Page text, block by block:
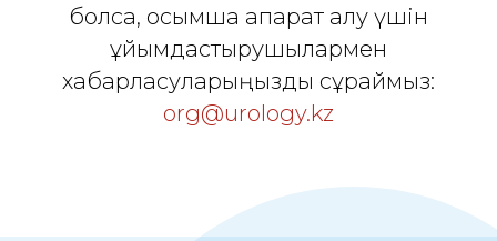
болса, қосымша ақпарат алу үшін
ұйымдастырушылармен
хабарласуларыңызды сұраймыз:
org@urology.kz